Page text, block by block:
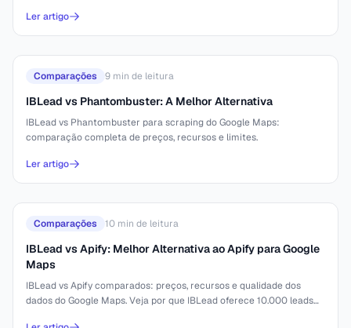
Ler artigo
Comparações 9 min de leitura
IBLead vs Phantombuster: A Melhor Alternativa
IBLead vs Phantombuster para scraping do Google Maps:
comparação completa de preços, recursos e limites.
Ler artigo
Comparações 10 min de leitura
IBLead vs Apify: Melhor Alternativa ao Apify para Google
Maps
IBLead vs Apify comparados: preços, recursos e qualidade dos
dados do Google Maps. Veja por que IBLead oferece 10.000 leads